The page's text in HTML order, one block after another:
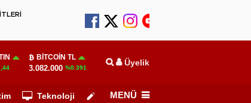
BITCOIN TL
3.082.000 %0.391 Üyelik
Teknoloji Köşe Yazarları
MENÜ